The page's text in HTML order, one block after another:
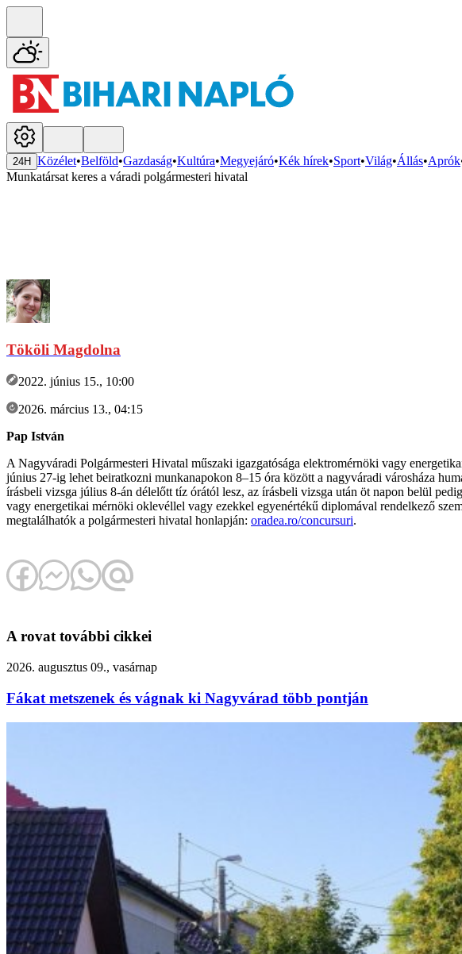
24H Közélet•Belföld•Gazdaság•Kultúra•Megyejáró•Kék hírek•Sport•Világ•Állás•Aprók
Munkatársat keres a váradi polgármesteri hivatal
Tököli Magdolna
2022. június 15., 10:00
2026. március 13., 04:15
Pap István
A Nagyváradi Polgármesteri Hivatal műszaki igazgatósága elektromérnöki vagy
június 27-ig lehet beiratkozni munkanapokon 8–15 óra között a nagyváradi városháza
írásbeli vizsga július 8-án délelőtt tíz órától lesz, az írásbeli vizsga után öt napon belül
vagy energetikai mérnöki oklevéllel vagy ezekkel egyenértékű diplomával rendelkező
megtalálhatók a polgármesteri hivatal honlapján: oradea.ro/concursuri.
A rovat további cikkei
2026. augusztus 09., vasárnap
Fákat metszenek és vágnak ki Nagyvárad több pontján